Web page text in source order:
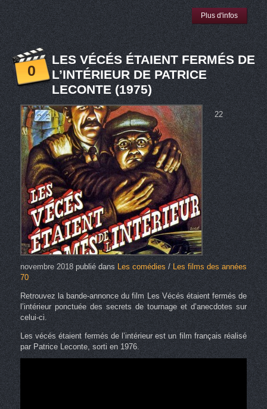
Plus d'infos
0
LES VÉCÉS ÉTAIENT FERMÉS DE
L’INTÉRIEUR DE PATRICE
LECONTE (1975)
22
novembre 2018publié dans Les comédies / Les films des années
70
Retrouvez la bande-annonce du film Les Vécés étaient fermés de
l’intérieur ponctuée des secrets de tournage et d’anecdotes sur
celui-ci.
Les vécés étaient fermés de l’intérieur est un film français réalisé
par Patrice Leconte, sorti en 1976.